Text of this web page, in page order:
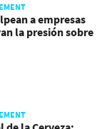
a empresas
la presión sobre